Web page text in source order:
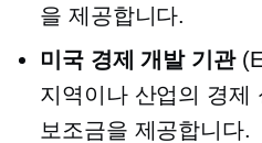
을 제공합니다.
미국 경제 개발 기관
지역이나 산업의 경제
보조금을 제공합니다.